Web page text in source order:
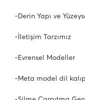
-Derin Yapı ve
-İletişim Tarzımız
-Evrensel Modeller
-Meta model dil